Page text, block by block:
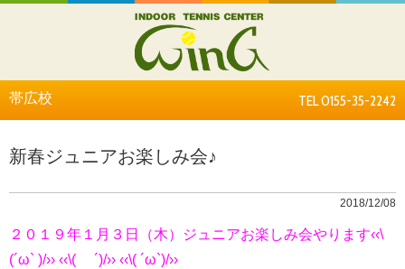
帯広校 TEL 0155-35-2242
新春ジュニアお楽しみ会♪
2018/12/08
２０１９年１月３日（木）ジュニアお楽しみ会やります‹‹\
(´ω` )/›› ‹‹\( ´)/›› ‹‹\( ´ω`)/››